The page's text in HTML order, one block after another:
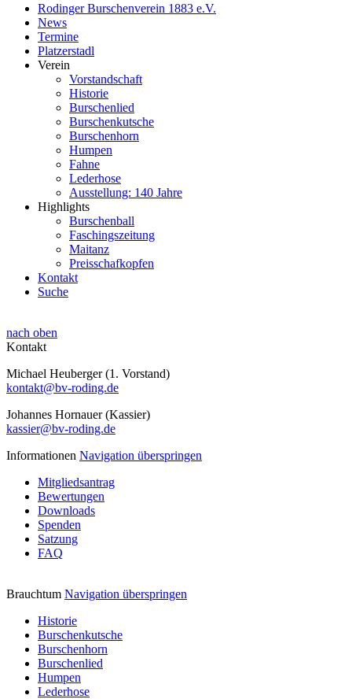
Rodinger Burschenverein 1883 e.V.
News
Termine
Platzerstadl
Verein
Vorstandschaft
Historie
Burschenlied
Burschenkutsche
Burschenhorn
Humpen
Fahne
Lederhose
Ausstellung: 140 Jahre
Highlights
Burschenball
Faschingszeitung
Maitanz
Preisschafkopfen
Kontakt
Suche
nach oben
Kontakt
Michael Heuberger (1. Vorstand)
kontakt@bv-roding.de
Johannes Hornauer (Kassier)
kassier@bv-roding.de
Informationen Navigation überspringen
Mitgliedsantrag
Bewertungen
Downloads
Spenden
Satzung
FAQ
Brauchtum Navigation überspringen
Historie
Burschenkutsche
Burschenhorn
Burschenlied
Humpen
Lederhose